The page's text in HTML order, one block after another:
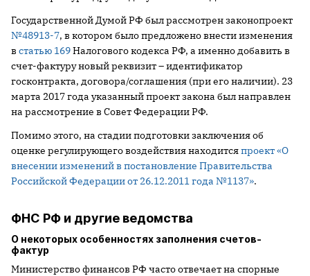
Государственной Думой РФ был рассмотрен законопроект
№48913-7, в котором было предложено внести изменения
в статью 169Налогового кодекса РФ, а именно добавить в
счет-фактуру новый реквизит – идентификатор
госконтракта, договора/соглашения (при его наличии). 23
марта 2017 года указанный проект закона был направлен
на рассмотрение в Совет Федерации РФ.
Помимо этого, на стадии подготовки заключения об
оценке регулирующего воздействия находитсяпроект «О
внесении изменений в постановление Правительства
Российской Федерации от 26.12.2011 года №1137».
ФНС РФ и другие ведомства
О некоторых особенностях заполнения счетов-
фактур
Министерство финансов РФ часто отвечает на спорные